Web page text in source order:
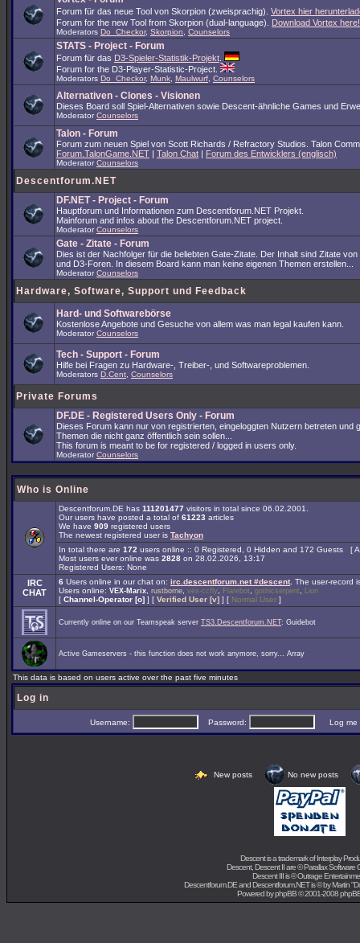
Forum für das neue Tool von Skorpion (zweisprachig). Vortex hier
Forum for the new Tool from Skorpion (dual-language). Download Vortex here!
Moderators Do_Checkor, Skorpion Counselors
STATS - Project - Forum
Forum für das D3-Spieler-Statistik-Projekt
Forum for the D3-Player-Statistic-Project.
Moderators Do_Checkor, Munk Maulwurf Counselors
Alternativen - Clones - Visionen
Dieses Board soll Spiel-Alternativen sowie Descent-ähnliche Games und
Moderator Counselors
Talon - Forum
Forum zum neuen Spiel von Scott Richards / Refractory Studios. Talon
Forum.TalonGame.NET | Talon Chat | Forum des Entwicklers (englisch)
Moderator Counselors
Descentforum.NET
DF.NET - Project - Forum
Hauptforum und Informationen zum Descentforum.NET Projekt.
Mainforum and infos about the Descentforum.NET project.
Moderator Counselors
Gate - Zitate - Forum
Dies ist der Nachfolger für die beliebten Gate-Zitate. Der Inhalt sind Zitate
und D3-Foren. In diesem Board kann man keine eigenen Themen erstellen...
Moderator Counselors
Hardware, Software, Support und Feedback
Hard- und Softwarebörse
Kostenlose Angebote und Gesuche von allem was man legal kaufen kann.
Moderator Counselors
Tech - Support - Forum
Hilfe bei Fragen zu Hardware-, Treiber-, und Softwareproblemen.
Moderators D.Cent Counselors
Private Forums
DF.DE - Registered Users Only - Forum
Dieses Forum kann nur von registrierten, eingeloggten Nutzern betreten und
Themen die nicht ganz öffentlich sein sollen...
This forum is meant to be for registered / logged in users only.
Moderator Counselors
Who is Online
Descentforum.DE has 111201477 visitors in total since 06.02.2001.
Our users have posted a total of 61223 articles
We have 909 registered users
The newest registered user is Tachyon
In total there are 172 users online :: 0 Registered, 0 Hidden and 172 Guests [
Most users ever online was 2828 on 28.02.2026, 13:17
Registered Users: None
IRC
CHAT
6 Users online in our chat on: irc.descentforum.net #descent. The user-record
Users online: VEX-Marix rustborne vex-ccfly Flarebot gothicserpent Lion
[ Channel-Operator [o] ] [ Verified User [v] ] [ Normal User ]
Currently online on our Teamspeak server TS3.Descentforum.NET: Guidebot
Active Gameservers - this function does not work anymore, sorry... Array
This data is based on users active over the past five minutes
Log in
Username: Password: Log me
New posts No new posts
Descent is a trademark ofInterplay
Descent, Descent II are ©Parallax Software
Descent III is ©Outrage
Descentforum.DE and Descentforum.NET is © byMartin
Powered byphpBB© 2001-2008